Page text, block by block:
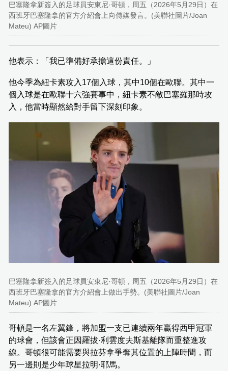
巴塞隆拿新簽入的足球員安東尼·哥頓，周五（2026年5月29日）在
西班牙巴塞隆拿的官方介紹會上向傳媒發言。(美聯社圖片/Joan
Mateu) AP圖片
他表示：「我已準備好承擔這份責任。」
他今季為紐卡素攻入17個入球，其中10個在歐聯。其中一
個入球是在歐聯十六強賽事中，紐卡素不敵巴塞羅那時攻
入，他當時顯然給對手留下深刻印象。
巴塞隆拿新簽入的足球員安東尼·哥頓，周五（2026年5月29日）在
西班牙巴塞隆拿的官方介紹會上做出手勢。(美聯社圖片/Joan
Mateu) AP圖片
哥頓是一名左翼鋒，將加盟一支已連續兩年贏得西甲冠軍
的球會，但該會正因羅拔·利雲度夫斯基離隊而重整進攻
線。哥頓很可能需要與拉芬拿爭奪其位置的上陣時間，而
另一邊則是少年球星拉明·耶馬。